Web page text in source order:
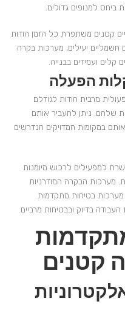
ביחס למנופים גדולים.
קטנים משתפרת כל הזמן הודות
חשמליים יעילים, מערכות בקרה
קלים ועמידים בבנייה.
הפעלה
מרבית הודות לגודלם
שלהם. ניתן להעביר אותם
במקומות המדויקים הנדרשים
למפעילים לרכוש מיומנות
מערכות הבקרה המודרניות
בטיחות מתקדמות
בדיוק ובבטיחות מרביים.
קטנים